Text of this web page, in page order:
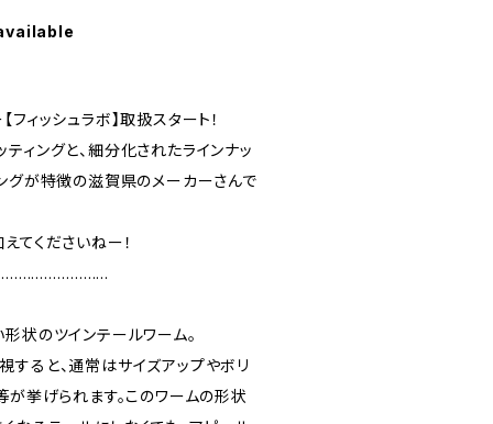
ィッシュラボ】取扱スタート！
ィングと、細分化されたラインナッ
グが特徴の滋賀県のメーカーさんで
てくださいねー！
状のツインテールワーム。
ると、通常はサイズアップやボリ
が挙げられます。このワームの形状